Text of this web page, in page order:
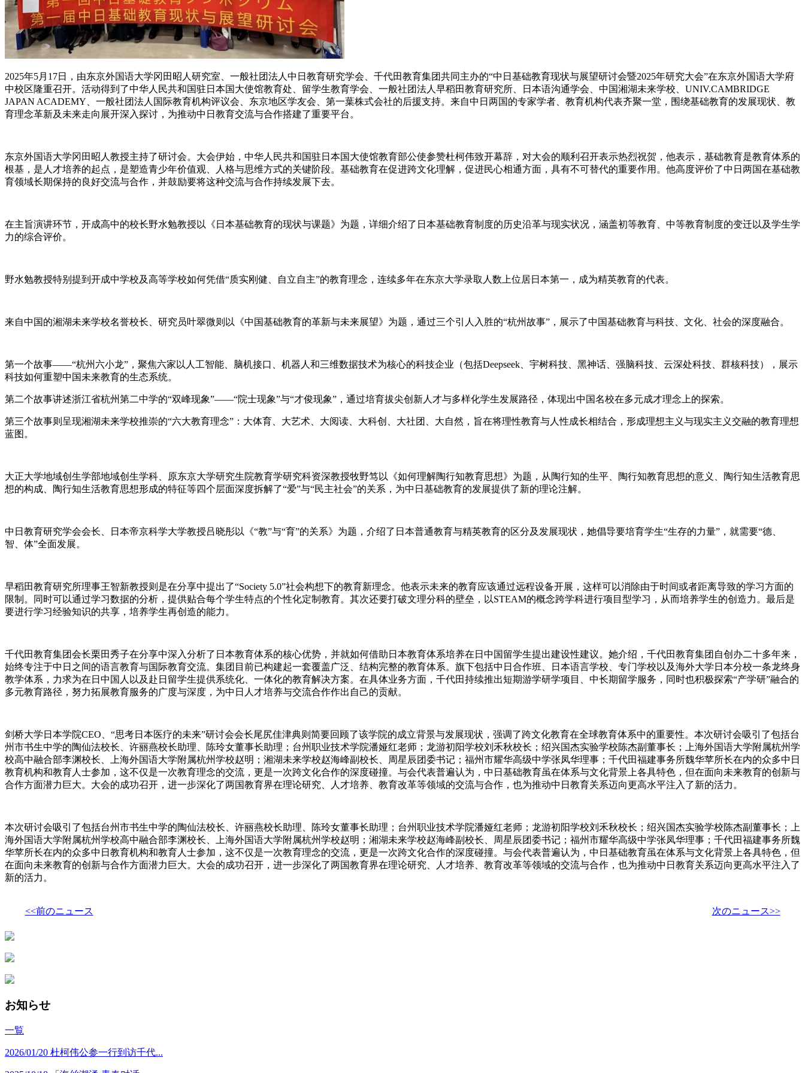
2025年5月17日，由东京外国语大学冈田昭人研究室、一般社团法人中日教育研究学会、千代田教育集团共同主办的“中日基础教育现状与展望研讨会暨2025年研究大会”在东京外国语大学府
中校区隆重召开。活动得到了中华人民共和国驻日本国大使馆教育处、留学生教育学会、一般社团法人早稻田教育研究所、日本语沟通学会、中国湘湖未来学校、UNIV.CAMBRIDGE
JAPAN ACADEMY、一般社团法人国际教育机构评议会、东京地区学友会、第一葉株式会社的后援支持。来自中日两国的专家学者、教育机构代表齐聚一堂，围绕基础教育的发展现状、教
育理念革新及未来走向展开深入探讨，为推动中日教育交流与合作搭建了重要平台。
东京外国语大学冈田昭人教授主持了研讨会。大会伊始，中华人民共和国驻日本国大使馆教育部公使参赞杜柯伟致开幕辞，对大会的顺利召开表示热烈祝贺，他表示，基础教育是教育体系的
根基，是人才培养的起点，是塑造青少年价值观、人格与思维方式的关键阶段。基础教育在促进跨文化理解，促进民心相通方面，具有不可替代的重要作用。他高度评价了中日两国在基础教
育领域长期保持的良好交流与合作，并鼓励要将这种交流与合作持续发展下去。
在主旨演讲环节，开成高中的校长野水勉教授以《日本基础教育的现状与课题》为题，详细介绍了日本基础教育制度的历史沿革与现实状况，涵盖初等教育、中等教育制度的变迁以及学生学
力的综合评价。
野水勉教授特别提到开成中学校及高等学校如何凭借“质实刚健、自立自主”的教育理念，连续多年在东京大学录取人数上位居日本第一，成为精英教育的代表。
来自中国的湘湖未来学校名誉校长、研究员叶翠微则以《中国基础教育的革新与未来展望》为题，通过三个引人入胜的“杭州故事”，展示了中国基础教育与科技、文化、社会的深度融合。
第一个故事——“杭州六小龙”，聚焦六家以人工智能、脑机接口、机器人和三维数据技术为核心的科技企业（包括Deepseek、宇树科技、黑神话、强脑科技、云深处科技、群核科技），展示
科技如何重塑中国未来教育的生态系统。
第二个故事讲述浙江省杭州第二中学的“双峰现象”——“院士现象”与“才俊现象”，通过培育拔尖创新人才与多样化学生发展路径，体现出中国名校在多元成才理念上的探索。
第三个故事则呈现湘湖未来学校推崇的“六大教育理念”：大体育、大艺术、大阅读、大科创、大社团、大自然，旨在将理性教育与人性成长相结合，形成理想主义与现实主义交融的教育理想
蓝图。
大正大学地域创生学部地域创生学科、原东京大学研究生院教育学研究科资深教授牧野笃以《如何理解陶行知教育思想》为题，从陶行知的生平、陶行知教育思想的意义、陶行知生活教育思
想的构成、陶行知生活教育思想形成的特征等四个层面深度拆解了“爱”与“民主社会”的关系，为中日基础教育的发展提供了新的理论注解。
中日教育研究学会会长、日本帝京科学大学教授吕晓彤以《“教”与“育”的关系》为题，介绍了日本普通教育与精英教育的区分及发展现状，她倡导要培育学生“生存的力量”，就需要“德、
智、体”全面发展。
早稻田教育研究所理事王智新教授则是在分享中提出了“Society 5.0”社会构想下的教育新理念。他表示未来的教育应该通过远程设备开展，这样可以消除由于时间或者距离导致的学习方面的
限制。同时可以通过学习数据的分析，提供贴合每个学生特点的个性化定制教育。其次还要打破文理分科的壁垒，以STEAM的概念跨学科进行项目型学习，从而培养学生的创造力。最后是
要进行学习经验知识的共享，培养学生再创造的能力。
千代田教育集团会长栗田秀子在分享中深入分析了日本教育体系的核心优势，并就如何借助日本教育体系培养在日中国留学生提出建设性建议。她介绍，千代田教育集团自创办二十多年来，
始终专注于中日之间的语言教育与国际教育交流。集团目前已构建起一套覆盖广泛、结构完整的教育体系。旗下包括中日合作班、日本语言学校、专门学校以及海外大学日本分校一条龙终身
教学体系，力求为在日中国人以及赴日留学生提供系统化、一体化的教育解决方案。在具体业务方面，千代田持续推出短期游学研学项目、中长期留学服务，同时也积极探索“产学研”融合的
多元教育路径，努力拓展教育服务的广度与深度，为中日人才培养与交流合作作出自己的贡献。
剑桥大学日本学院CEO、“思考日本医疗的未来”研讨会会长尾尻佳津典则简要回顾了该学院的成立背景与发展现状，强调了跨文化教育在全球教育体系中的重要性。本次研讨会吸引了包括台
州市书生中学的陶仙法校长、许丽燕校长助理、陈玲女董事长助理；台州职业技术学院潘娅红老师；龙游初阳学校刘禾秋校长；绍兴国杰实验学校陈杰副董事长；上海外国语大学附属杭州学
校高中融合部李渊校长、上海外国语大学附属杭州学校赵明；湘湖未来学校赵海峰副校长、周星辰团委书记；福州市耀华高级中学张凤华理事；千代田福建事务所魏华苹所长在内的众多中日
教育机构和教育人士参加，这不仅是一次教育理念的交流，更是一次跨文化合作的深度碰撞。与会代表普遍认为，中日基础教育虽在体系与文化背景上各具特色，但在面向未来教育的创新与
合作方面潜力巨大。大会的成功召开，进一步深化了两国教育界在理论研究、人才培养、教育改革等领域的交流与合作，也为推动中日教育关系迈向更高水平注入了新的活力。
本次研讨会吸引了包括台州市书生中学的陶仙法校长、许丽燕校长助理、陈玲女董事长助理；台州职业技术学院潘娅红老师；龙游初阳学校刘禾秋校长；绍兴国杰实验学校陈杰副董事长；上
海外国语大学附属杭州学校高中融合部李渊校长、上海外国语大学附属杭州学校赵明；湘湖未来学校赵海峰副校长、周星辰团委书记；福州市耀华高级中学张凤华理事；千代田福建事务所魏
华苹所长在内的众多中日教育机构和教育人士参加，这不仅是一次教育理念的交流，更是一次跨文化合作的深度碰撞。与会代表普遍认为，中日基础教育虽在体系与文化背景上各具特色，但
在面向未来教育的创新与合作方面潜力巨大。大会的成功召开，进一步深化了两国教育界在理论研究、人才培养、教育改革等领域的交流与合作，也为推动中日教育关系迈向更高水平注入了
新的活力。
<<前のニュース 次のニュース>>
お知らせ
一覧
2026/01/20 杜柯伟公参一行到访千代...